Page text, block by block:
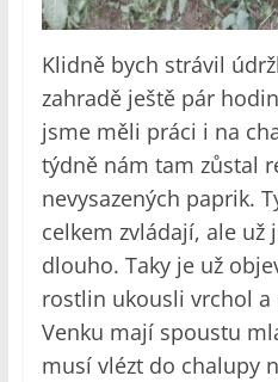
Klidně bych strávil
zahradě ještě pár
jsme měli práci i na
týdně nám tam zůstal
nevysazených paprik.
celkem zvládají, ale
dlouho. Taky je už
rostlin ukousli vrchol
Venku mají spoustu
musí vlézt do chalupy